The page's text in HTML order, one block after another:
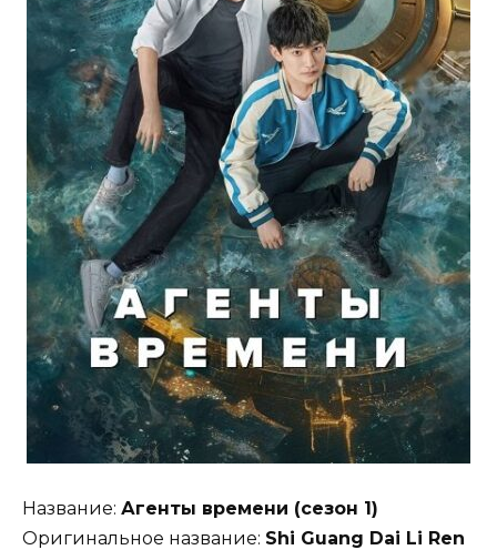
Название: Агенты времени (сезон 1)
Оригинальное название: Shi Guang Dai Li Ren